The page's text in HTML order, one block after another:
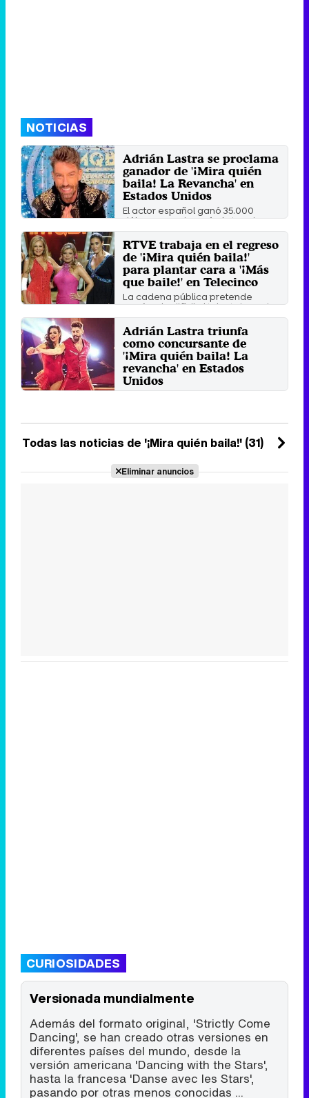
NOTICIAS
Adrián Lastra se proclama
ganador de '¡Mira quién
baila! La Revancha' en
Estados Unidos
El actor español ganó 35.000
dólares que donará al St. Jude's
Children's Hospital.
Miércoles 22 Noviembre 2023 11:50
RTVE trabaja en el regreso
de '¡Mira quién baila!'
para plantar cara a '¡Más
que baile!' en Telecinco
La cadena pública pretende
ponérselo difícil al talent show de
baile que prepara ...
Lunes 20 Noviembre 2023 17:20
Adrián Lastra triunfa
como concursante de
'¡Mira quién baila! La
revancha' en Estados
Unidos
El actor español se está llevando
Todas las noticias de '¡Mira quién baila!' (31)
Eliminar anuncios
CURIOSIDADES
Versionada mundialmente
Además del formato original, 'Strictly Come
Dancing', se han creado otras versiones en
diferentes países del mundo, desde la
versión americana 'Dancing with the Stars',
hasta la francesa 'Danse avec les Stars',
pasando por otras menos conocidas ...